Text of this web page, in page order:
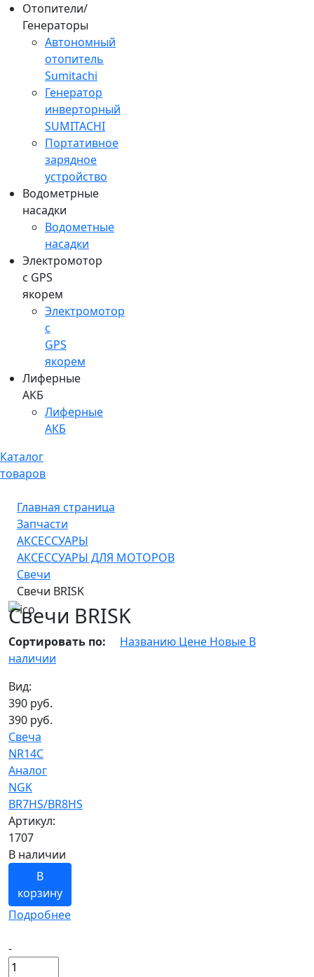
Отопители/
Генераторы
Автономный
отопитель
Sumitachi
Генератор
инверторный
SUMITACHI
Портативное
зарядное
устройство
Водометрные
насадки
Водометные
насадки
Электромотор
c GPS
якорем
Электромотор
c
GPS
якорем
Лиферные
АКБ
Лиферные
АКБ
Каталог
товаров
Главная страница
Запчасти
АКСЕССУАРЫ
АКСЕССУАРЫ ДЛЯ МОТОРОВ
Свечи
Свечи BRISK
Свечи BRISK
Сортировать по: Названию Цене Новые В
наличии
Вид:
390 руб.
390 руб.
Свеча
NR14C
Аналог
NGK
BR7HS/BR8HS
Артикул:
1707
В наличии
В
корзину
Подробнее
-